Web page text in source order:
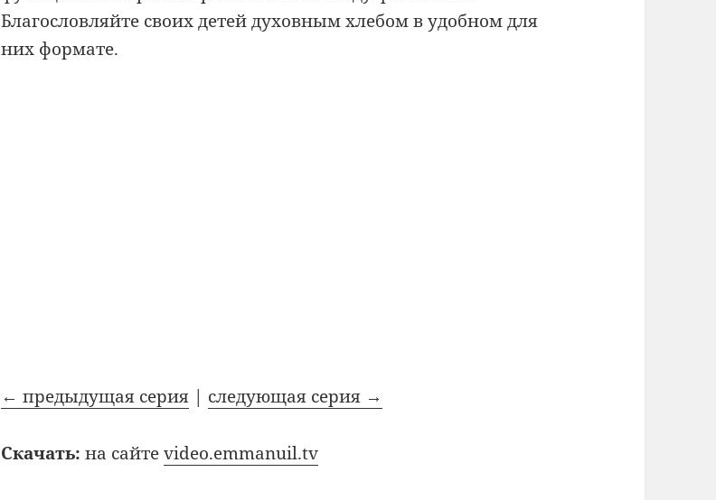
Благословляйте своих детей духовным хлебом в удобном для
них формате.
← предыдущая серия | следующая серия →
Скачать: на сайтеvideo.emmanuil.tv